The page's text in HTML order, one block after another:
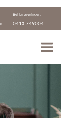
Bel bij overlijden:
0413-749004